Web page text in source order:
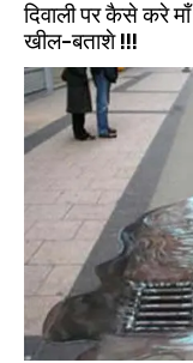
दिवाली पर कैसे करे
खील-बताशे !!!